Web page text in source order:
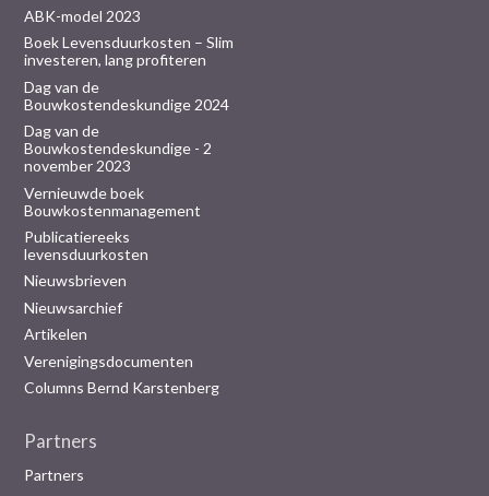
ABK-model 2023
Boek Levensduurkosten – Slim
investeren, lang profiteren
Dag van de
Bouwkostendeskundige 2024
Dag van de
Bouwkostendeskundige - 2
november 2023
Vernieuwde boek
Bouwkostenmanagement
Publicatiereeks
levensduurkosten
Nieuwsbrieven
Nieuwsarchief
Artikelen
Verenigingsdocumenten
Columns Bernd Karstenberg
Partners
Partners